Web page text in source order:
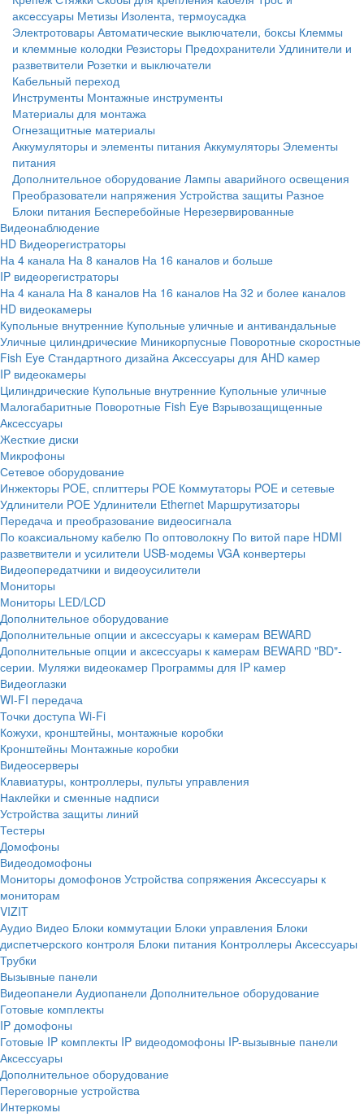
аксессуары Метизы Изолента, термоусадка
Электротовары Автоматические выключатели, боксы Клеммы
и клеммные колодки Резисторы Предохранители Удлинители и
разветвители Розетки и выключатели
Кабельный переход
Инструменты Монтажные инструменты
Материалы для монтажа
Огнезащитные материалы
Аккумуляторы и элементы питания Аккумуляторы Элементы
питания
Дополнительное оборудование Лампы аварийного освещения
Преобразователи напряжения Устройства защиты Разное
Блоки питания Бесперебойные Нерезервированные
Видеонаблюдение
HD Видеорегистраторы
На 4 канала На 8 каналов На 16 каналов и больше
IP видеорегистраторы
На 4 канала На 8 каналов На 16 каналов На 32 и более каналов
HD видеокамеры
Купольные внутренние Купольные уличные и антивандальные
Уличные цилиндрические Миникорпусные Поворотные скоростные
Fish Eye Стандартного дизайна Аксессуары для AHD камер
IP видеокамеры
Цилиндрические Купольные внутренние Купольные уличные
Малогабаритные Поворотные Fish Eye Взрывозащищенные
Аксессуары
Жесткие диски
Микрофоны
Сетевое оборудование
Инжекторы POE, сплиттеры POE Коммутаторы POE и сетевые
Удлинители POE Удлинители Ethernet Маршрутизаторы
Передача и преобразование видеосигнала
По коаксиальному кабелю По оптоволокну По витой паре HDMI
разветвители и усилители USB-модемы VGA конвертеры
Видеопередатчики и видеоусилители
Мониторы
Мониторы LED/LCD
Дополнительное оборудование
Дополнительные опции и аксессуары к камерам BEWARD
Дополнительные опции и аксессуары к камерам BEWARD "BD"-
серии. Муляжи видеокамер Программы для IP камер
Видеоглазки
WI-FI передача
Точки доступа Wi-Fi
Кожухи, кронштейны, монтажные коробки
Кронштейны Монтажные коробки
Видеосерверы
Клавиатуры, контроллеры, пульты управления
Наклейки и сменные надписи
Устройства защиты линий
Тестеры
Домофоны
Видеодомофоны
Мониторы домофонов Устройства сопряжения Аксессуары к
мониторам
VIZIT
Аудио Видео Блоки коммутации Блоки управления Блоки
диспетчерского контроля Блоки питания Контроллеры Аксессуары
Трубки
Вызывные панели
Видеопанели Аудиопанели Дополнительное оборудование
Готовые комплекты
IP домофоны
Готовые IP комплекты IP видеодомофоны IP-вызывные панели
Аксессуары
Дополнительное оборудование
Переговорные устройства
Интеркомы